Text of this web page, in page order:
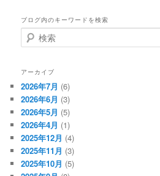
ブログ内のキーワードを検索
検
索
アーカイブ
2026年7月 (6)
2026年6月 (3)
2026年5月 (5)
2026年4月 (1)
2025年12月 (4)
2025年11月 (3)
2025年10月 (5)